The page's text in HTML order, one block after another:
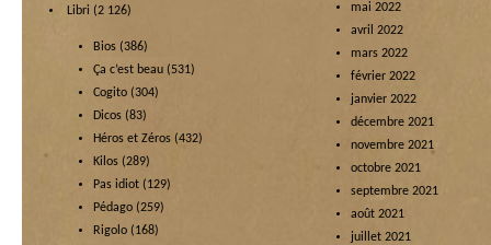
Libri (2 126)
Bios (386)
Ça c’est beau (531)
Cogito (304)
Dicos (83)
Héros et Zéros (432)
Kilos (289)
Pas idiot (129)
Pédago (259)
Rigolo (168)
mai 2022
avril 2022
mars 2022
février 2022
janvier 2022
décembre 2021
novembre 2021
octobre 2021
septembre 2021
août 2021
juillet 2021